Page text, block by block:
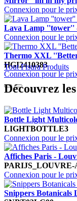
Connexion pour le
Lava Lamp ''tower''
Connexion pour le
Thermo XXL
HGI2410383
Connexion pour le
Tout Fisura Produits
Découvrez
Bottle Light
LIGHTBOTTLE3
Connexion pour le
Affiches Paris -
Connexion pour le
Snippers Botanicals